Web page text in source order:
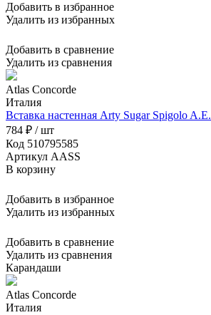
Добавить в избранное
Удалить из избранных
Добавить в сравнение
Удалить из сравнения
Atlas Concorde
Италия
Вставка настенная Arty Sugar Spigolo
784 ₽ / шт
Код 510795585
Артикул AASS
В корзину
Добавить в избранное
Удалить из избранных
Добавить в сравнение
Удалить из сравнения
Карандаши
Atlas Concorde
Италия